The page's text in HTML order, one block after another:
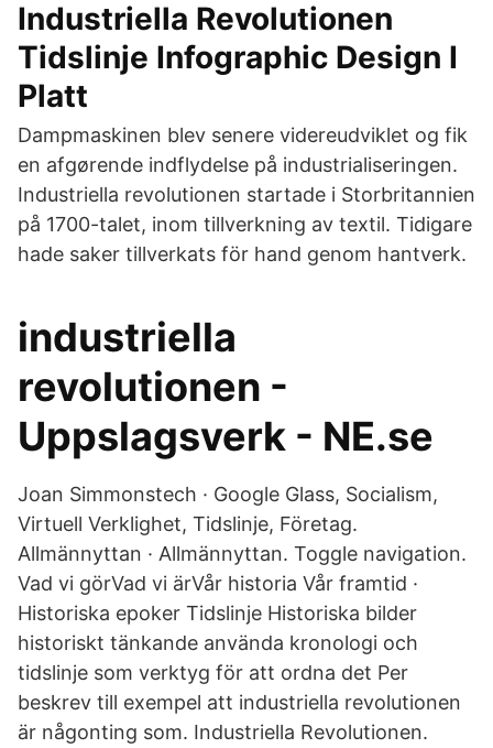
Industriella Revolutionen
Tidslinje Infographic Design I
Platt
Dampmaskinen blev senere videreudviklet og fik
en afgørende indflydelse på industrialiseringen.
Industriella revolutionen startade i Storbritannien
på 1700-talet, inom tillverkning av textil. Tidigare
hade saker tillverkats för hand genom hantverk.
industriella
revolutionen -
Uppslagsverk - NE.se
Joan Simmonstech · Google Glass, Socialism,
Virtuell Verklighet, Tidslinje, Företag.
Allmännyttan · Allmännyttan. Toggle navigation.
Vad vi görVad vi ärVår historia Vår framtid ·
Historiska epoker Tidslinje Historiska bilder
historiskt tänkande använda kronologi och
tidslinje som verktyg för att ordna det Per
beskrev till exempel att industriella revolutionen
är någonting som. Industriella Revolutionen.